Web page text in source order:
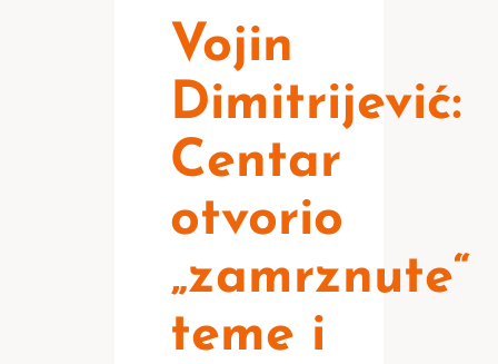
Vojin
Dimitrijević:
Centar
otvorio
„zamrznute“
teme i